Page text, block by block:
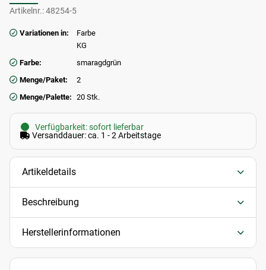
Artikelnr.:48254-5
Variationen in:
Farbe
KG
Farbe:
smaragdgrün
Menge/Paket:
2
Menge/Palette: 20 Stk.
Verfügbarkeit: sofort lieferbar
Versanddauer: ca. 1 - 2 Arbeitstage
Artikeldetails
Beschreibung
Herstellerinformationen